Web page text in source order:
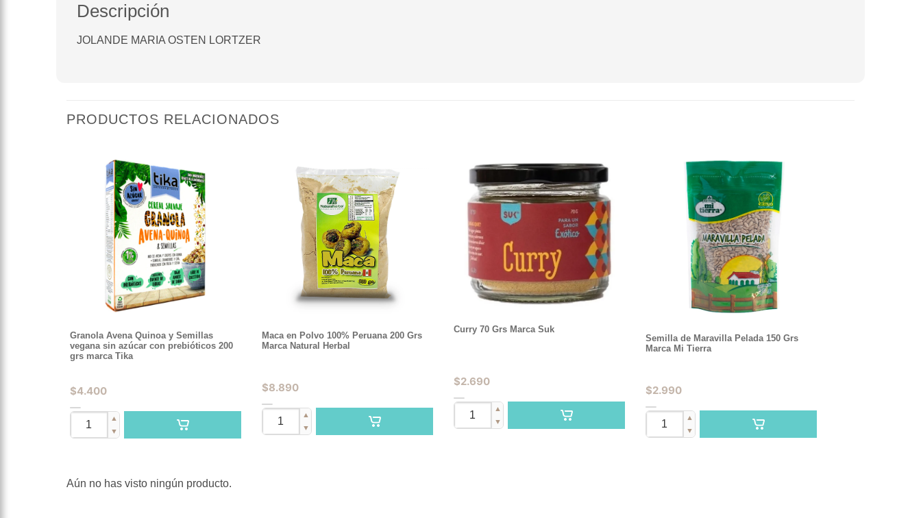
Descripción
JOLANDE MARIA OSTEN LORTZER
PRODUCTOS RELACIONADOS
Granola Avena Quinoa y Semillas
vegana sin azúcar con prebióticos 200
grs marca Tika
$4.400
▲
▼
Maca en Polvo 100% Peruana 200 Grs
Marca Natural Herbal
$8.890
▲
▼
Curry 70 Grs Marca Suk
$2.690
▲
▼
Semilla de Maravilla Pelada 150 Grs
Marca Mi Tierra
$2.990
▲
▼
Aún no has visto ningún producto.